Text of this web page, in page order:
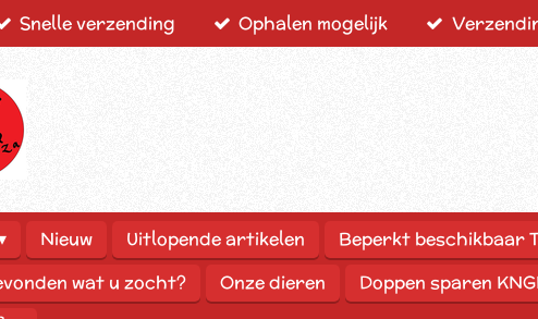
Snelle verzending Ophalen mogelijk
Nieuw Uitlopende artikelen Beperkt beschikbaar
wat u zocht?
Onze dieren Doppen sparen